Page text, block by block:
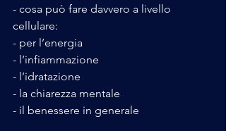
- ⁠cosa può fare davvero a livello
cellulare:
- ⁠per l’energia
- ⁠l’infiammazione
- ⁠l’idratazione
- ⁠la chiarezza mentale
- ⁠il benessere in generale